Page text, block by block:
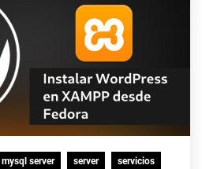
mysql server server servicios